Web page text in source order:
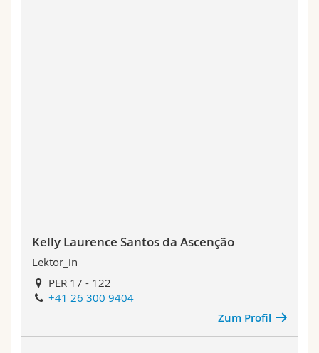
Kelly Laurence Santos da Ascenção
Lektor_in
PER 17 - 122
+41 26 300 9404
Zum Profil